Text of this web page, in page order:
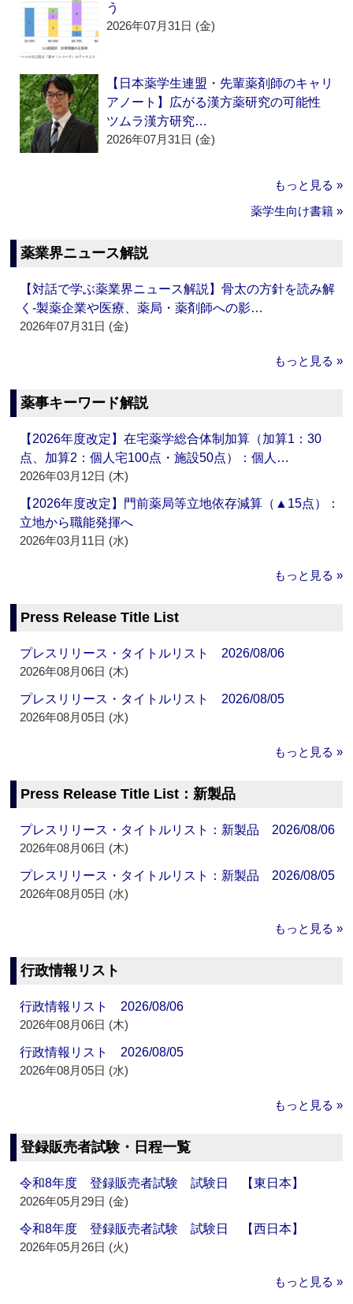
う
2026年07月31日 (金)
【日本薬学生連盟・先輩薬剤師のキャリ
アノート】広がる漢方薬研究の可能性
ツムラ漢方研究…
2026年07月31日 (金)
もっと見る »
薬学生向け書籍 »
薬業界ニュース解説
【対話で学ぶ薬業界ニュース解説】骨太の方針を読み解
く‐製薬企業や医療、薬局・薬剤師への影…
2026年07月31日 (金)
もっと見る »
薬事キーワード解説
【2026年度改定】在宅薬学総合体制加算（加算1：30
点、加算2：個人宅100点・施設50点）：個人…
2026年03月12日 (木)
【2026年度改定】門前薬局等立地依存減算（▲15点）：
立地から職能発揮へ
2026年03月11日 (水)
もっと見る »
Press Release Title List
プレスリリース・タイトルリスト 2026/08/06
2026年08月06日 (木)
プレスリリース・タイトルリスト 2026/08/05
2026年08月05日 (水)
もっと見る »
Press Release Title List：新製品
プレスリリース・タイトルリスト：新製品 2026/08/06
2026年08月06日 (木)
プレスリリース・タイトルリスト：新製品 2026/08/05
2026年08月05日 (水)
もっと見る »
行政情報リスト
行政情報リスト 2026/08/06
2026年08月06日 (木)
行政情報リスト 2026/08/05
2026年08月05日 (水)
もっと見る »
登録販売者試験・日程一覧
令和8年度 登録販売者試験 試験日 【東日本】
2026年05月29日 (金)
令和8年度 登録販売者試験 試験日 【西日本】
2026年05月26日 (火)
もっと見る »